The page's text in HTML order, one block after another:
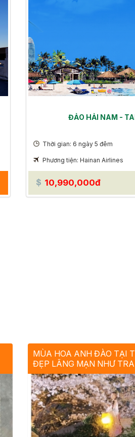
ĐẢO HẢI NAM -
Thời gian: 6 ngày 5 đêm
Phương tiện: Hainan Airlines
10,990,000đ
MÙA HOA ANH ĐÀO TẠI
ĐẸP LÃNG MẠN NHƯ